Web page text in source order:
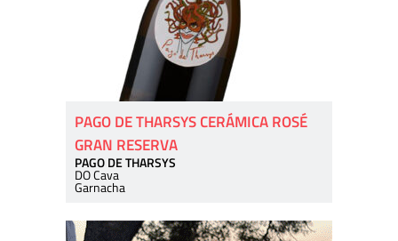
PAGO DE THARSYS CERÁMICA ROSÉ
GRAN RESERVA
PAGO DE THARSYS
DO Cava
Garnacha